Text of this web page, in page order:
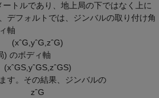
トルであり、地上局の下ではなく上に
デフォルトでは、ジンバルの取り付け角
軸
(xˆG,yˆG,zˆG)
) のボディ軸
(xˆGS,yˆGS,zˆGS)
す。その結果、ジンバルの
zˆG